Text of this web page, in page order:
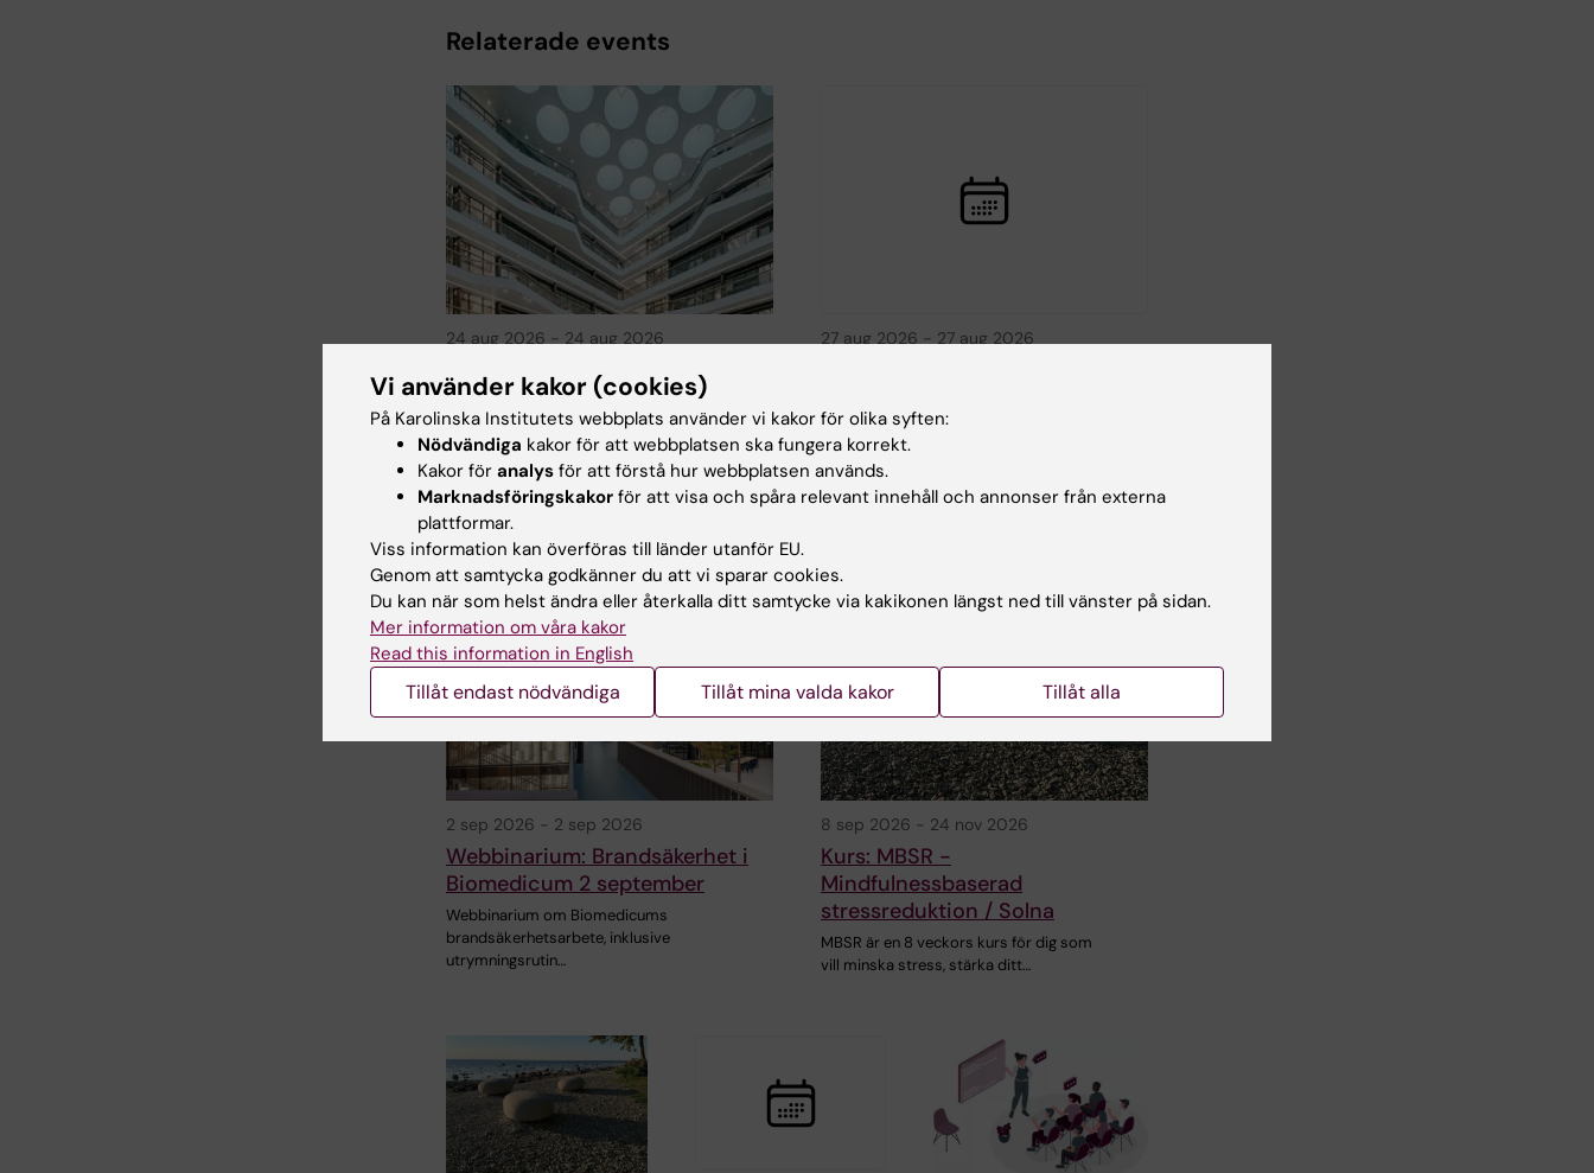
Relaterade events
24 aug 2026 - 24 aug 2026
Biomedicum
leverantörsutställning - 24
augusti
Välkomna till Biomedicums
leverantörsutställning i mingelområdet
på plan 3…
27 aug 2026 - 27 aug 2026
27 augusti
Karolinska Institutets
kvävesäkerhetskurs erbjuds den 27
augusti 2026 med…
2 sep 2026 - 2 sep 2026
Webbinarium: Brandsäkerhet i
Biomedicum 2 september
Webbinarium om Biomedicums
brandsäkerhetsarbete, inklusive
utrymningsrutin…
8 sep 2026 - 24 nov 2026
Kurs: MBSR -
Mindfulnessbaserad
stressreduktion / Solna
MBSR är en 8 veckors kurs för dig som
vill minska stress, stärka ditt…
Vi använder kakor (cookies)
På Karolinska Institutets webbplats använder vi kakor för olika syften:
Nödvändiga kakor för att webbplatsen ska fungera korrekt.
Kakor för analys för att förstå hur webbplatsen används.
Marknadsföringskakor för att visa och spåra relevant innehåll och annonser från externa
plattformar.
Viss information kan överföras till länder utanför EU.
Genom att samtycka godkänner du att vi sparar cookies.
Du kan när som helst ändra eller återkalla ditt samtycke via kakikonen längst ned till vänster på sidan.
Mer information om våra kakor
Read this information in English
Tillåt endast nödvändiga Tillåt mina valda kakor Tillåt alla